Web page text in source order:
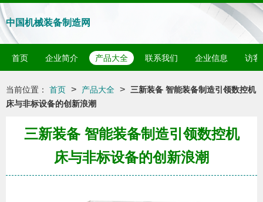
中国机械装备制造网
首页 企业简介 产品大全 联系我们 企业信息 访客
当前位置： 首页 > 产品大全 >
三新装备 智能装备制造引领数控机
床与非标设备的创新浪潮
三新装备 智能装备制造引领数控机
床与非标设备的创新浪潮